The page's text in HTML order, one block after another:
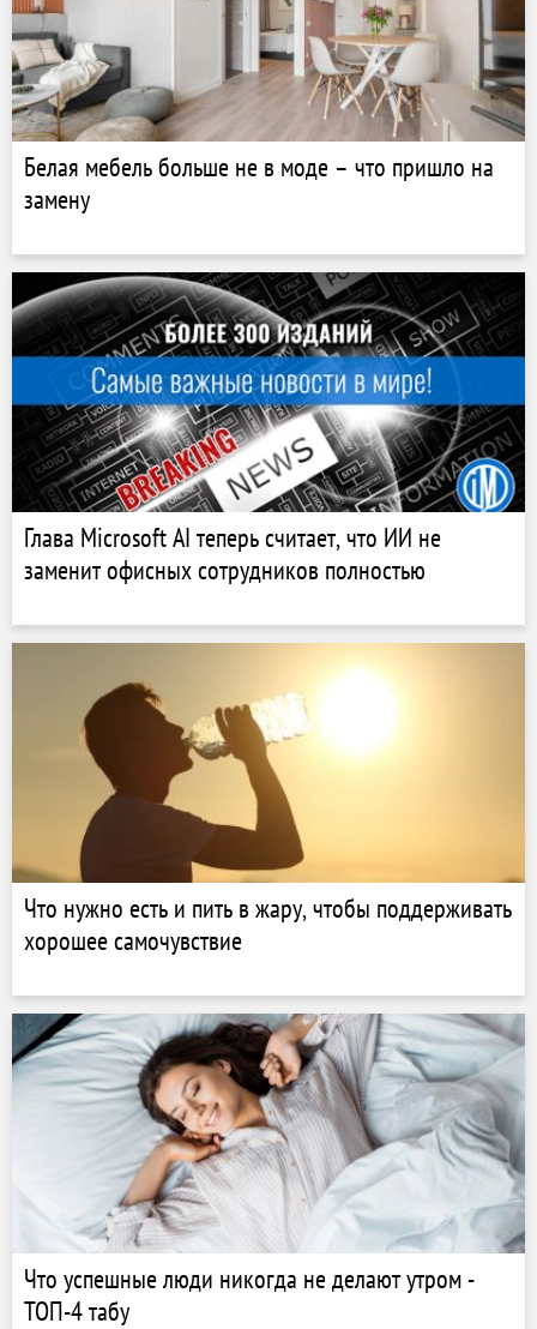
Белая мебель больше не в моде – что пришло на
замену
Глава Microsoft AI теперь считает, что ИИ не
заменит офисных сотрудников полностью
Что нужно есть и пить в жару, чтобы поддерживать
хорошее самочувствие
Что успешные люди никогда не делают утром -
ТОП-4 табу